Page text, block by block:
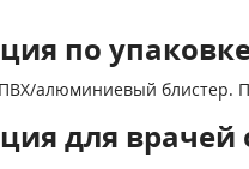
по
ПВХ/алюминиевый блистер.
для врачей